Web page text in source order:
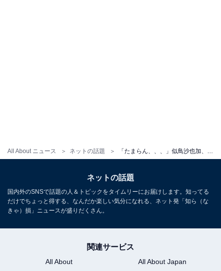
All About ニュース ネットの話題
ネットの話題
国内外のSNSで話題の人＆トピックをタイムリーにお届けします。知ってる
だけでちょっと得する、なんだか楽しい気分になれる、ネット発「知ら（な
きゃ）損」ニュースが盛りだくさん。
関連サービス
All About
All About Japan